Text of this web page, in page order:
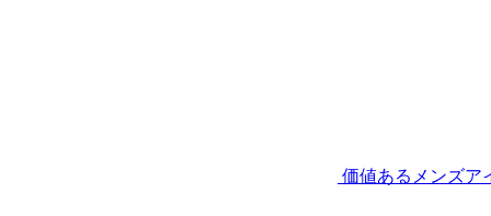
価値あるメンズア